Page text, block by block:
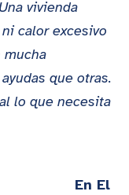
vivienda
calor excesivo
mucha
que otras.
lo que necesita
En El